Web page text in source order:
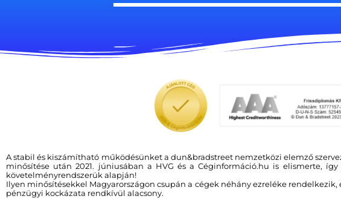
A stabil és kiszámítható működésünket a dun&bradstreet nemzetközi elemző
minősítése után 2021. júniusában a HVG és a Céginformáció.hu is elismerte,
követelményrendszerük alapján!
Ilyen minősítésekkel Magyarországon csupán a cégek néhány ezreléke
pénzügyi kockázata rendkívül alacsony.